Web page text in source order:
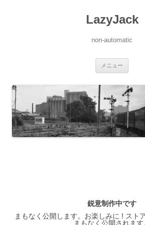
LazyJack
non-automatic
メニュー
ツ
へ
ス
キ
ッ
プ
鋭意制作中です
まもなく公開します。お楽しみに ! スト
まもなく公開されます